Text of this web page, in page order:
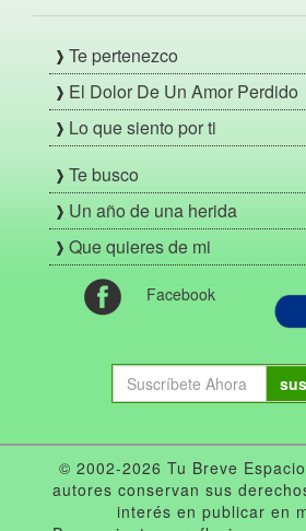
Te pertenezco
El Dolor De Un Amor Perdido
Lo que siento por ti
Te busco
Un año de una herida
Que quieres de mi
Facebook
© 2002-2026 Tu Breve
autores conservan sus
interés en publicar en